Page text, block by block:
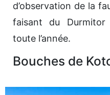
d’observation de la
faisant du Durmitor
toute l’année.
Bouches de